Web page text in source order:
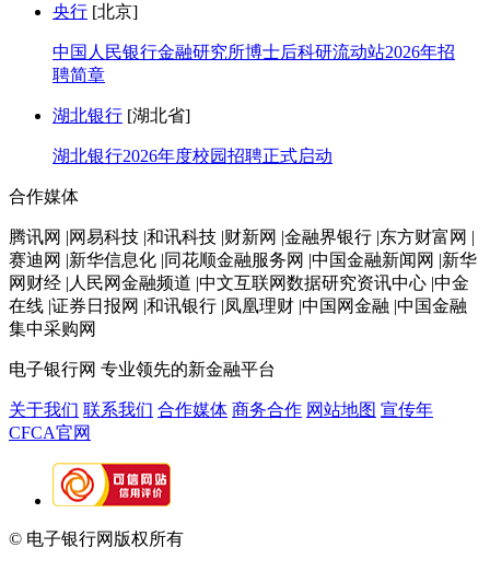
央行 [北京]
中国人民银行金融研究所博士后科研流动站2026年招
聘简章
湖北银行 [湖北省]
湖北银行2026年度校园招聘正式启动
合作媒体
腾讯网 |网易科技 |和讯科技 |财新网 |金融界银行 |东方财富网 |
赛迪网 |新华信息化 |同花顺金融服务网 |中国金融新闻网 |新华
网财经 |人民网金融频道 |中文互联网数据研究资讯中心 |中金
在线 |证券日报网 |和讯银行 |凤凰理财 |中国网金融 |中国金融
集中采购网
电子银行网 专业领先的新金融平台
关于我们 联系我们 合作媒体 商务合作 网站地图 宣传年
CFCA官网
© 电子银行网版权所有